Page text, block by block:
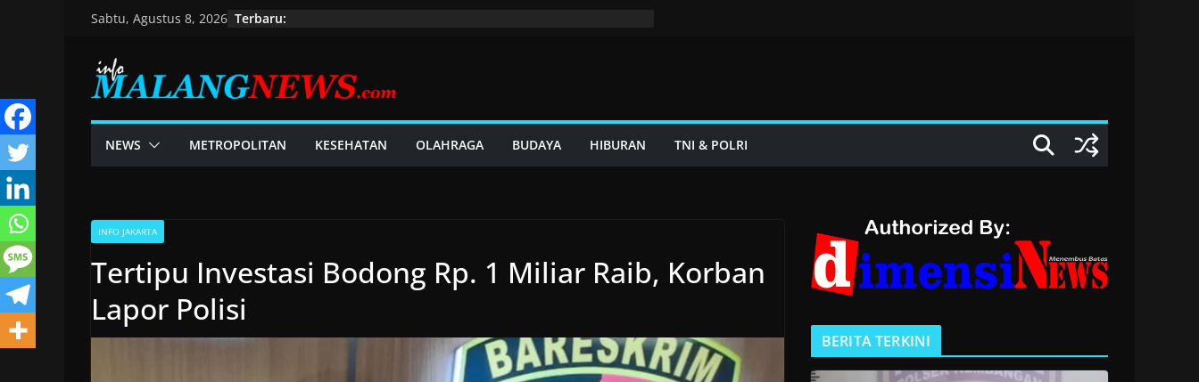
content
Sabtu, Agustus 8, 2026 Terbaru:
NEWS METROPOLITAN KESEHATAN OLAHRAGA BUDAYA HIBURAN TNI & POLRI
INFO JAKARTA
Tertipu Investasi Bodong Rp. 1 Miliar Raib, Korban
Lapor Polisi
BERITA TERKINI